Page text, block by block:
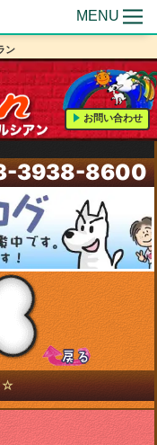
MENU
ッグラン
お問い合わせ
3938-8600
☆